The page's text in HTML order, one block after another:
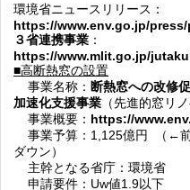
環境省ニュースリリース：
https://www.env.go.jp/press/
３省連携事業 ：
https://www.mlit.go.jp/
■高断熱窓の設置
事業名称： 断熱窓への改修
加速化支援事業 （先進的窓リ
事業概要： https://
事業予算：1,125億円 （←
ダウン）
主幹となる省庁：環境省
申請要件：Uw値1.9以下